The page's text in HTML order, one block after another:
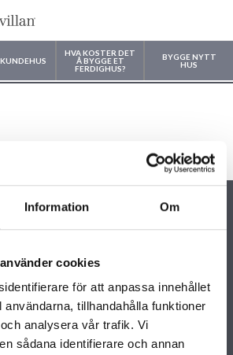
Information Om
cookies
för att anpassa innehållet
användarna, tillhandahålla funktioner
analysera vår trafik. Vi
sådana identifierare och annan
HVA KOSTER DET
Å BYGGE ET
FERDIGHUS?
BYGGE NYTT
HUS
du bygge huset ditt?
o Fiskarhedenvillan Box 882 SE-781 29